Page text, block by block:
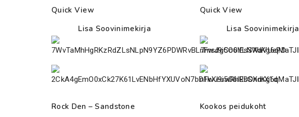
Quick View
Lisa Soovinimekirja
Rock Den – Sandstone
Quick View
Lisa Soovinimekirja
Kookos peidukoht